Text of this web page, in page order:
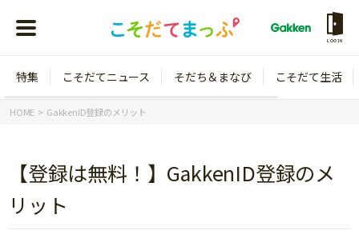
LOGIN
年齢から探す
特集 こそだてニュース そだち＆まなび こそだて生活
HOME GakkenID登録のメリット
【登録は無料！】GakkenID登録のメ
リット